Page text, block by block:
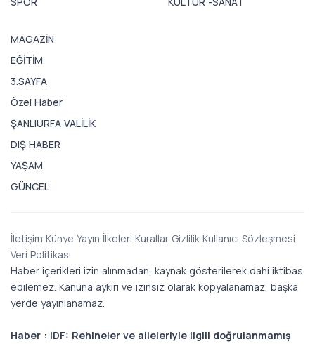
MAGAZİN
EĞİTİM
3.SAYFA
Özel Haber
ŞANLIURFA VALİLİK
DIŞ HABER
YAŞAM
GÜNCEL
İletişim Künye Yayın İlkeleri Kurallar Gizlilik Kullanıcı Sözleşmesi
Veri Politikası
Haber içerikleri izin alınmadan, kaynak gösterilerek dahi iktibas
edilemez. Kanuna aykırı ve izinsiz olarak kopyalanamaz, başka
yerde yayınlanamaz.
Haber : IDF: Rehineler ve aileleriyle ilgili doğrulanmamış